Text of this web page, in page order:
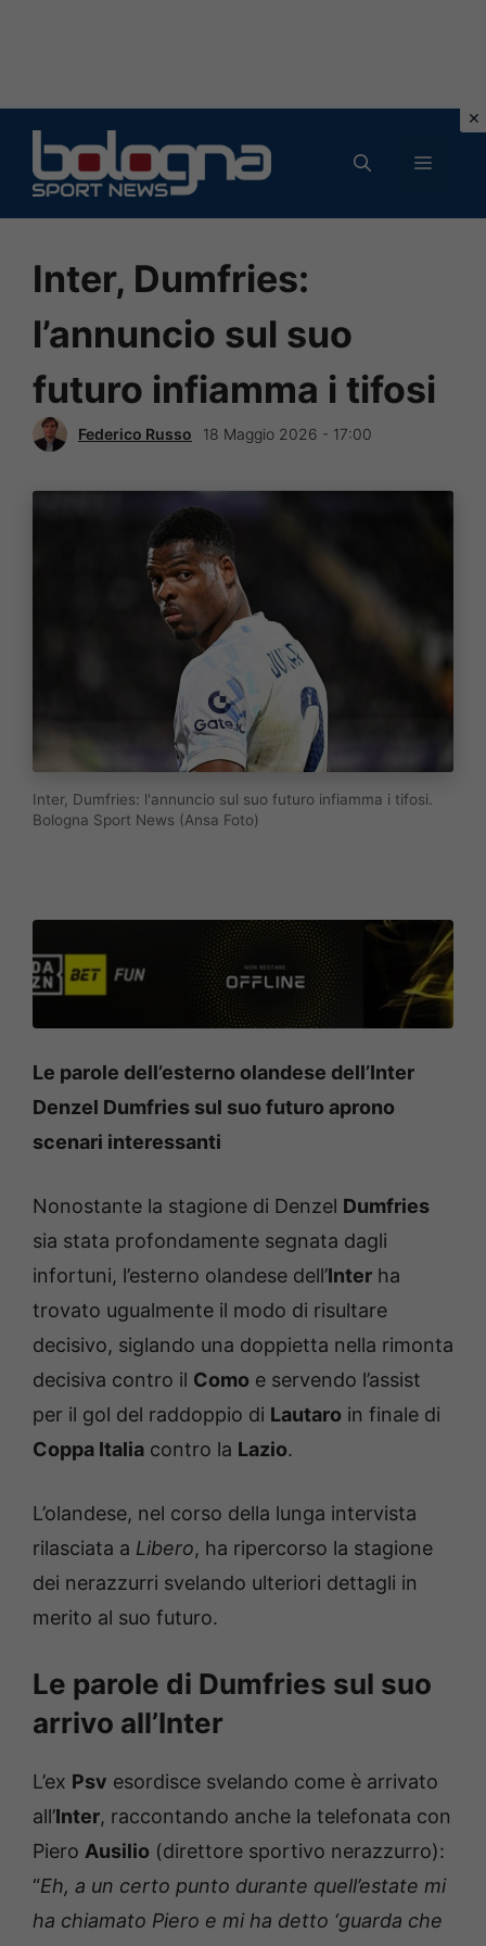
contenuto
MENU
Inter, Dumfries:
l’annuncio sul suo
futuro infiamma i tifosi
Federico Russo 18 Maggio 2026 - 17:00
Inter, Dumfries: l'annuncio sul suo futuro infiamma i tifosi.
Bologna Sport News (Ansa Foto)
Le parole dell’esterno olandese dell’Inter
Denzel Dumfries sul suo futuro aprono
scenari interessanti
Nonostante la stagione di Denzel Dumfries
sia stata profondamente segnata dagli
infortuni, l’esterno olandese dell’Inter ha
trovato ugualmente il modo di risultare
decisivo, siglando una doppietta nella rimonta
decisiva contro il Como e servendo l’assist
per il gol del raddoppio di Lautaro in finale di
Coppa Italia contro la Lazio.
L’olandese, nel corso della lunga intervista
rilasciata a Libero, ha ripercorso la stagione
dei nerazzurri svelando ulteriori dettagli in
merito al suo futuro.
Le parole di Dumfries sul suo
arrivo all’Inter
L’ex Psv esordisce svelando come è arrivato
all’Inter, raccontando anche la telefonata con
Piero Ausilio (direttore sportivo nerazzurro):
“Eh, a un certo punto durante quell’estate mi
ha chiamato Piero e mi ha detto ‘guarda che